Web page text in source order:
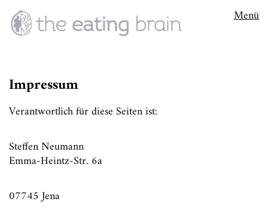
Menü
Impressum
Verantwortlich für diese Seiten ist:
Steffen Neumann
Emma-Heintz-Str. 6a
07745 Jena